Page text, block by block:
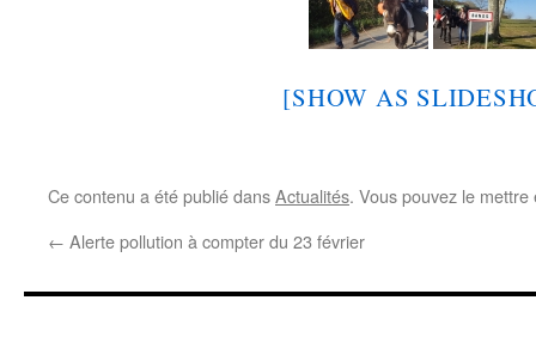
[SHOW AS
Ce contenu a été publié dansActualités. Vous pouvez le
← Alerte pollution à compter du 23 février